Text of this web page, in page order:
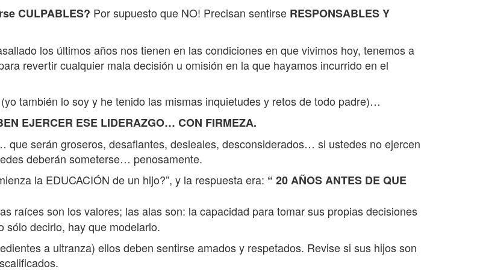
CULPABLES? Por supuesto que NO! Precisan sentirse RESPONSABLES Y
los últimos años nos tienen en las condiciones en que vivimos hoy, tenemos a
revertir cualquier mala decisión u omisión en la que hayamos incurrido en el
también lo soy y he tenido las mismas inquietudes y retos de todo padre)…
EJERCER ESE LIDERAZGO… CON FIRMEZA.
serán groseros, desafiantes, desleales, desconsiderados… si ustedes no ejercen
deberán someterse… penosamente.
la EDUCACIÓN de un hijo?”, y la respuesta era: “ 20 AÑOS ANTES DE QUE
raíces son los valores; las alas son: la capacidad para tomar sus propias decisiones
sólo decirlo, hay que modelarlo.
a ultranza) ellos deben sentirse amados y respetados. Revise si sus hijos son